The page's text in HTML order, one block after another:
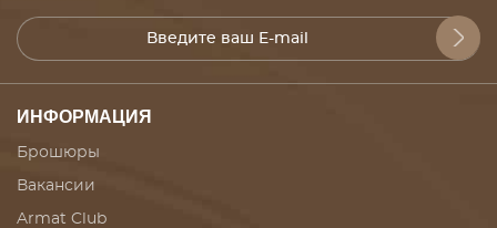
ИНФОРМАЦИЯ
Брошюры
Вакансии
Armat Club